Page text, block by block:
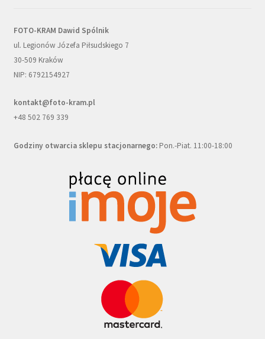
FOTO-KRAM Dawid Spólnik
ul. Legionów Józefa Piłsudskiego 7
30-509 Kraków
NIP: 6792154927
kontakt@foto-kram.pl
+48 502 769 339
Godziny otwarcia sklepu stacjonarnego:Pon.-Piat. 11:00-18:00